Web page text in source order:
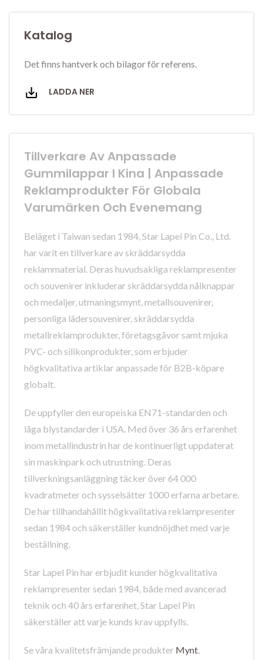
Katalog
Det finns hantverk och bilagor för referens.
LADDA NER
Tillverkare Av Anpassade
Gummilappar I Kina | Anpassade
Reklamprodukter För Globala
Varumärken Och Evenemang
Beläget i Taiwan sedan 1984, Star Lapel Pin Co., Ltd.
har varit en tillverkare av skräddarsydda
reklammaterial. Deras huvudsakliga reklampresenter
och souvenirer inkluderar skräddarsydda nålknappar
och medaljer, utmaningsmynt, metallsouvenirer,
personliga lädersouvenirer, skräddarsydda
metallreklamprodukter, företagsgåvor samt mjuka
PVC- och silikonprodukter, som erbjuder
högkvalitativa artiklar anpassade för B2B-köpare
globalt.
De uppfyller den europeiska EN71-standarden och
låga blystandarder i USA. Med över 36 års erfarenhet
inom metallindustrin har de kontinuerligt uppdaterat
sin maskinpark och utrustning. Deras
tillverkningsanläggning täcker över 64 000
kvadratmeter och sysselsätter 1000 erfarna arbetare.
De har tillhandahållit högkvalitativa reklampresenter
sedan 1984 och säkerställer kundnöjdhet med varje
beställning.
Star Lapel Pin har erbjudit kunder högkvalitativa
reklampresenter sedan 1984, både med avancerad
teknik och 40 års erfarenhet, Star Lapel Pin
säkerställer att varje kunds krav uppfylls.
Se våra kvalitetsfrämjande produkter Mynt,